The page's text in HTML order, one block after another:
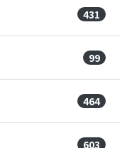
431
99
464
603